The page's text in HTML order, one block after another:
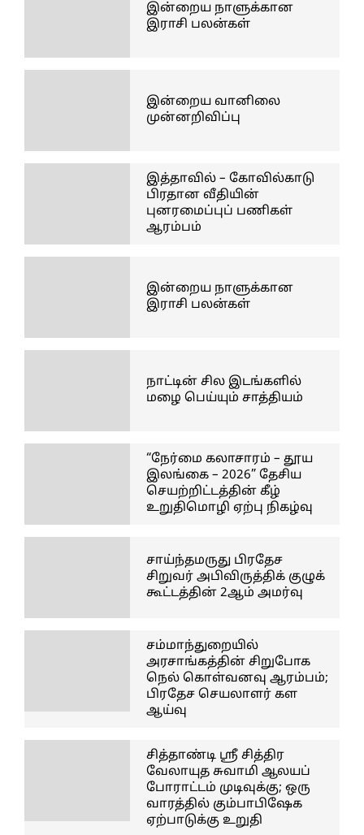
இன்றைய நாளுக்கான
இராசி பலன்கள்
இன்றைய வானிலை
முன்னறிவிப்பு
இத்தாவில் – கோவில்காடு
பிரதான வீதியின்
புனரமைப்புப் பணிகள்
ஆரம்பம்
இன்றைய நாளுக்கான
இராசி பலன்கள்
நாட்டின் சில இடங்களில்
மழை பெய்யும் சாத்தியம்
“நேர்மை கலாசாரம் – தூய
இலங்கை – 2026” தேசிய
செயற்றிட்டத்தின் கீழ்
உறுதிமொழி ஏற்பு நிகழ்வு
சாய்ந்தமருது பிரதேச
சிறுவர் அபிவிருத்திக் குழுக்
கூட்டத்தின் 2ஆம் அமர்வு
சம்மாந்துறையில்
அரசாங்கத்தின் சிறுபோக
நெல் கொள்வனவு ஆரம்பம்;
பிரதேச செயலாளர் கள
ஆய்வு
சித்தாண்டி ஸ்ரீ சித்திர
வேலாயுத சுவாமி ஆலயப்
போராட்டம் முடிவுக்கு; ஒரு
வாரத்தில் கும்பாபிஷேக
ஏற்பாடுக்கு உறுதி